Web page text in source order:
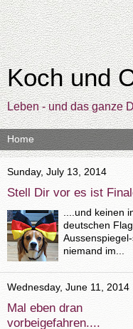
Koch und
Leben - und das ganze
Sunday, July 13, 2014
Stell Dir vor es ist
....und keinen
deutschen
niemand im...
Wednesday, June 11, 2014
Mal eben dran
vorbeigefahren....